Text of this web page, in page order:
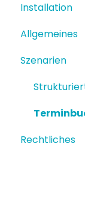
Installation
Allgemeines
Funktionen
Szenarien
Rechtliches